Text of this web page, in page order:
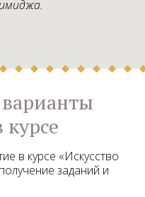
#ceny
курсе
в курсе «Искусство
заданий и